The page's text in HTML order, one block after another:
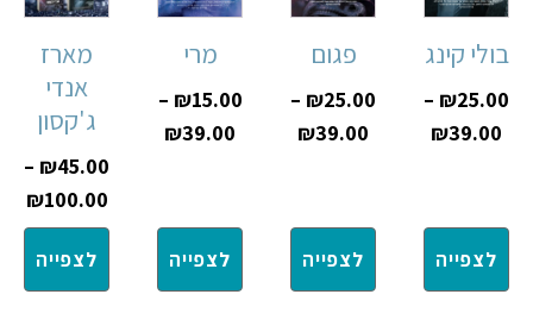
בולי קינג
₪25.00
–
₪39.00
לצפייה
פגום
₪25.00
–
₪39.00
לצפייה
מרי
₪15.00
–
₪39.00
לצפייה
מארז
אנדי
ג'קסון
₪45.00
–
₪100.00
לצפייה